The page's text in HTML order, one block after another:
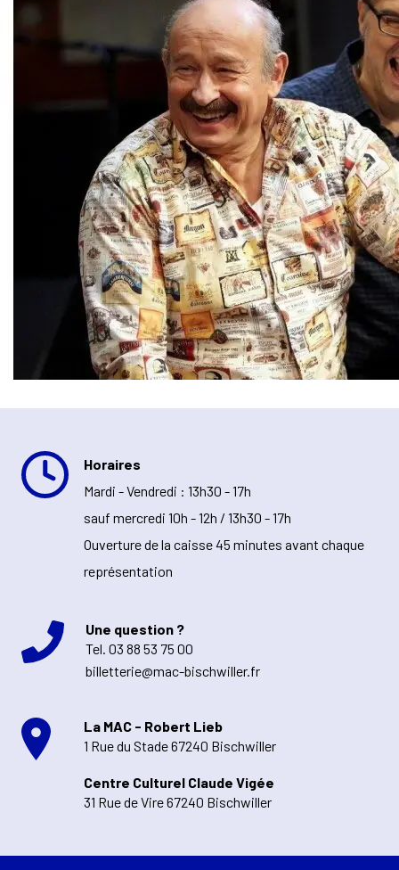
Horaires
Mardi - Vendredi : 13h30 - 17h
sauf mercredi 10h - 12h / 13h30 - 17h
Ouverture de la caisse 45 minutes avant chaque
représentation
Une question ?
Tel. 03 88 53 75 00
billetterie@mac-bischwiller.fr
La MAC - Robert Lieb
1 Rue du Stade 67240 Bischwiller
Centre Culturel Claude Vigée
31 Rue de Vire 67240 Bischwiller